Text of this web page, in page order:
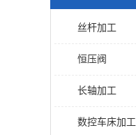
丝杆加工
恒压阀
长轴加工
数控车床加工